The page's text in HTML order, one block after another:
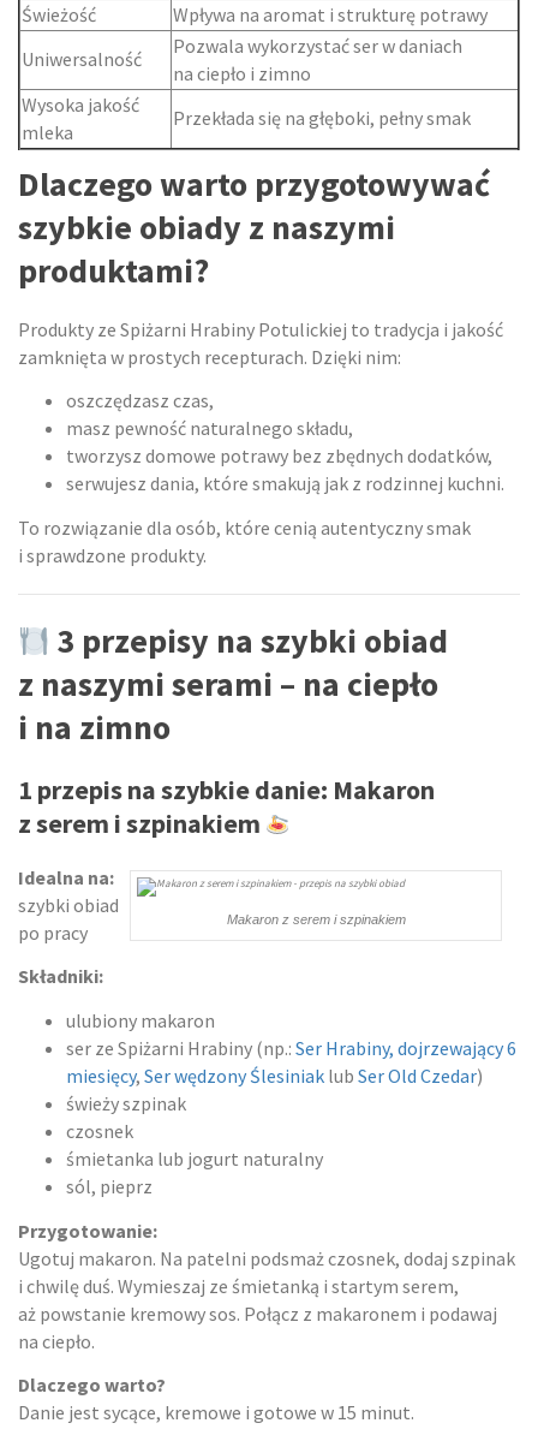
Świeżość
Wpływa na aromat i strukturę potrawy
Uniwersalność
Pozwala wykorzystać ser w daniach
na ciepło i zimno
Wysoka jakość
mleka
Przekłada się na głęboki, pełny smak
Dlaczego warto przygotowywać
szybkie obiady z naszymi
produktami?
Produkty ze Spiżarni Hrabiny Potulickiej to tradycja i jakość
zamknięta w prostych recepturach. Dzięki nim:
oszczędzasz czas,
masz pewność naturalnego składu,
tworzysz domowe potrawy bez zbędnych dodatków,
serwujesz dania, które smakują jak z rodzinnej kuchni.
To rozwiązanie dla osób, które cenią autentyczny smak
i sprawdzone produkty.
3 przepisy na szybki obiad
z naszymi serami – na ciepło
i na zimno
1 przepis na szybkie danie: Makaron
z serem i szpinakiem
Makaron z serem i szpinakiem
Idealna na:
szybki obiad
po pracy
Składniki:
ulubiony makaron
ser ze Spiżarni Hrabiny (np.: Ser Hrabiny, dojrzewający 6
miesięcy, Ser wędzony Ślesiniak lub Ser Old Czedar)
świeży szpinak
czosnek
śmietanka lub jogurt naturalny
sól, pieprz
Przygotowanie:
Ugotuj makaron. Na patelni podsmaż czosnek, dodaj szpinak
i chwilę duś. Wymieszaj ze śmietanką i startym serem,
aż powstanie kremowy sos. Połącz z makaronem i podawaj
na ciepło.
Dlaczego warto?
Danie jest sycące, kremowe i gotowe w 15 minut.